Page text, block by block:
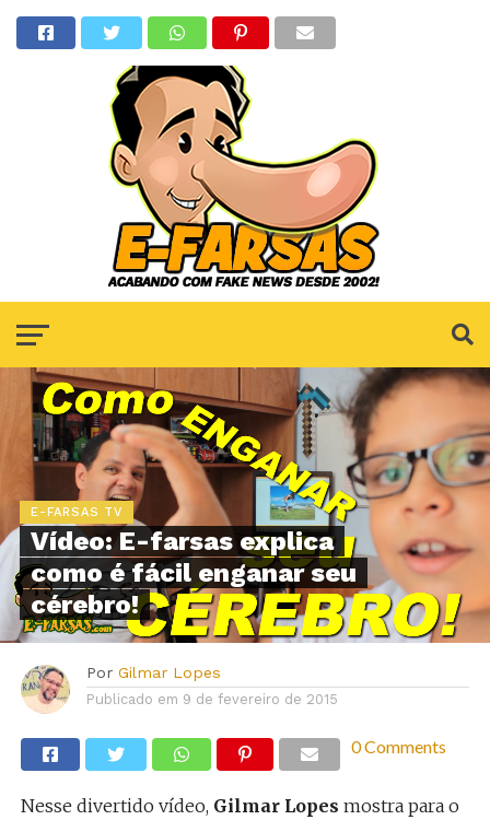
E-FARSAS TV
Vídeo: E-farsas explica
como é fácil enganar seu
cérebro!
Por Gilmar Lopes
Publicado em 9 de fevereiro de 2015
0 Comments
Nesse divertido vídeo, Gilmar Lopes mostra para o